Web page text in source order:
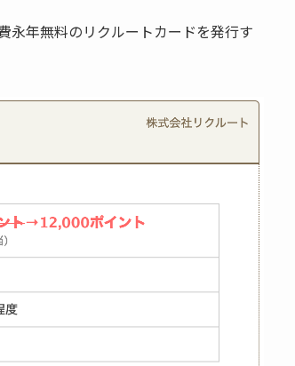
永年無料のリクルートカードを発行す